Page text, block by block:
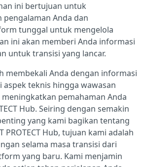
ini bertujuan untuk
pengalaman Anda dan
tunggal untuk mengelola
ini akan memberi Anda informasi
untuk transisi yang lancar.
membekali Anda dengan informasi
teknis hingga wawasan
pemahaman Anda
Hub. Seiring dengan semakin
yang kami bagikan tentang
PROTECT Hub, tujuan kami adalah
selama masa transisi dari
yang baru. Kami menjamin